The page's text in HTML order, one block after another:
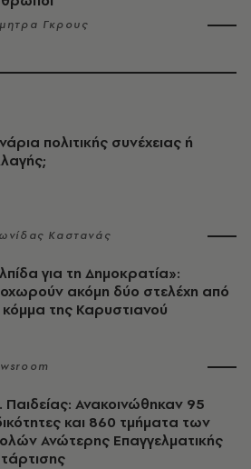
Γκρους
πολιτικής συνέχειας ή
Καστανάς
για τη Δημοκρατία»:
ακόμη δύο στελέχη από
κόμμα της Καρυστιανού
Παιδείας: Ανακοινώθηκαν 95
και 860 τμήματα των
Ανώτερης Επαγγελματικής